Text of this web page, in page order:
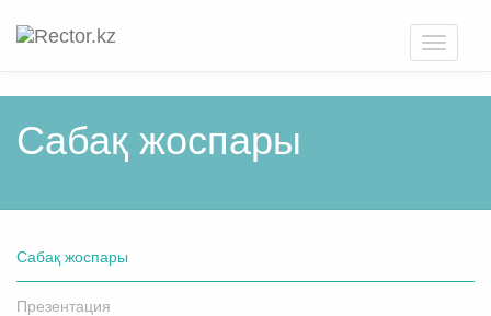
Toggle
Cабақ жоспары
Cабақ жоспары
Презентация